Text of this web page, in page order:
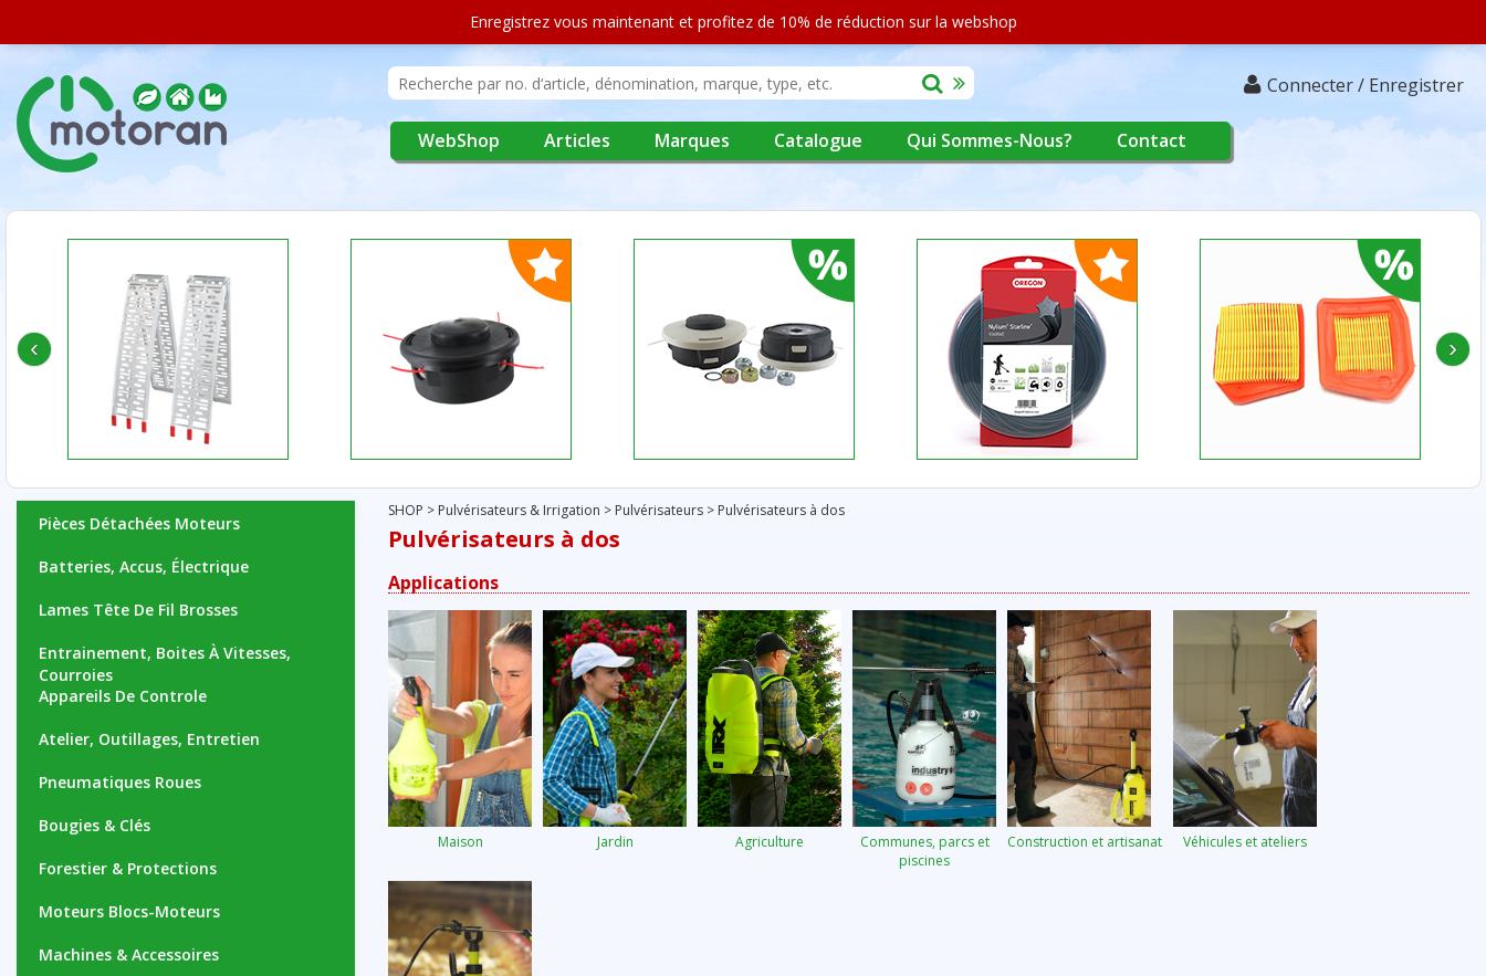
Enregistrez vous maintenant et profitez de 10% de réduction sur la webshop
Connecter / Enregistrer
WebShop Articles Marques Catalogue Qui Sommes-Nous? Contact
‹ ›
Pièces Détachées Moteurs
Batteries, Accus, Électrique
Lames Tête De Fil Brosses
Entrainement, Boites À Vitesses,
Courroies
Appareils De Controle
Atelier, Outillages, Entretien
Pneumatiques Roues
Bougies & Clés
Forestier & Protections
Moteurs Blocs-Moteurs
Machines & Accessoires
SHOP > Pulvérisateurs & Irrigation > Pulvérisateurs > Pulvérisateurs à dos
Pulvérisateurs à dos
Applications
Maison Jardin Agriculture
Communes, parcs et
piscines
Construction et artisanat Véhicules et ateliers